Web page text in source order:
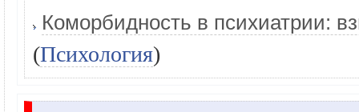
Коморбидность в психиатрии:
(Психология)